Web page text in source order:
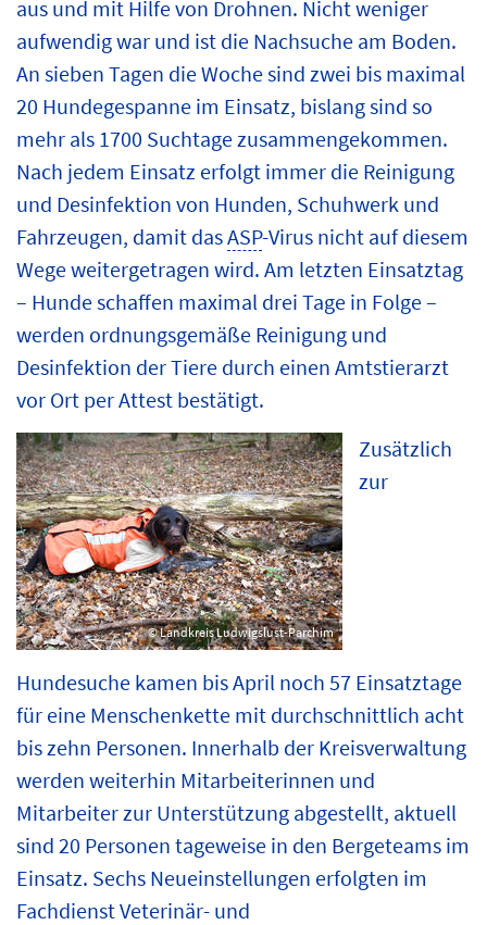
aus und mit Hilfe von Drohnen. Nicht weniger
aufwendig war und ist die Nachsuche am Boden.
An sieben Tagen die Woche sind zwei bis maximal
20 Hundegespanne im Einsatz, bislang sind so
mehr als 1700 Suchtage zusammengekommen.
Nach jedem Einsatz erfolgt immer die Reinigung
und Desinfektion von Hunden, Schuhwerk und
Fahrzeugen, damit dasASP-Virus nicht auf diesem
Wege weitergetragen wird. Am letzten Einsatztag
– Hunde schaffen maximal drei Tage in Folge –
werden ordnungsgemäße Reinigung und
Desinfektion der Tiere durch einen Amtstierarzt
vor Ort per Attest bestätigt.
© Landkreis Ludwigslust-Parchim
Zusätzlich
zur
Hundesuche kamen bis April noch 57 Einsatztage
für eine Menschenkette mit durchschnittlich acht
bis zehn Personen. Innerhalb der Kreisverwaltung
werden weiterhin Mitarbeiterinnen und
Mitarbeiter zur Unterstützung abgestellt, aktuell
sind 20 Personen tageweise in den Bergeteams im
Einsatz. Sechs Neueinstellungen erfolgten im
Fachdienst Veterinär- und